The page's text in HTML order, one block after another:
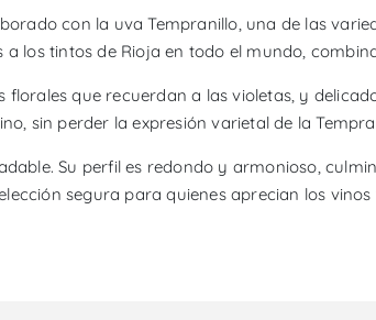
con la uva Tempranillo, una de las
los tintos de Rioja en todo el mundo,
que recuerdan a las violetas, y
sin perder la expresión varietal de la
Su perfil es redondo y armonioso,
segura para quienes aprecian los